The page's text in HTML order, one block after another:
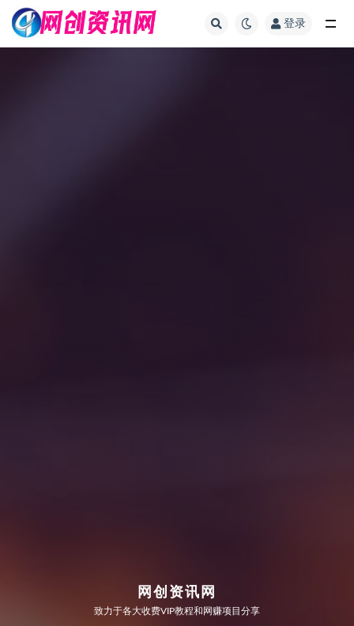
登录
网创资讯网
致力于各大收费VIP教程和网赚项目分享